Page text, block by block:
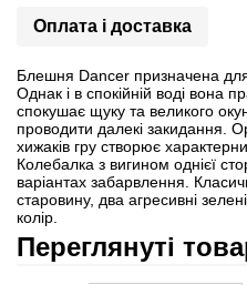
Оплата і доставка
Блешня Dancer призначена для
Однак і в спокійній воді вона
спокушає щуку та великого
проводити далекі закидання.
хижаків гру створює
Колебалка з вигином однієї
варіантах забарвлення.
старовину, два агресивні
колір.
Переглянуті